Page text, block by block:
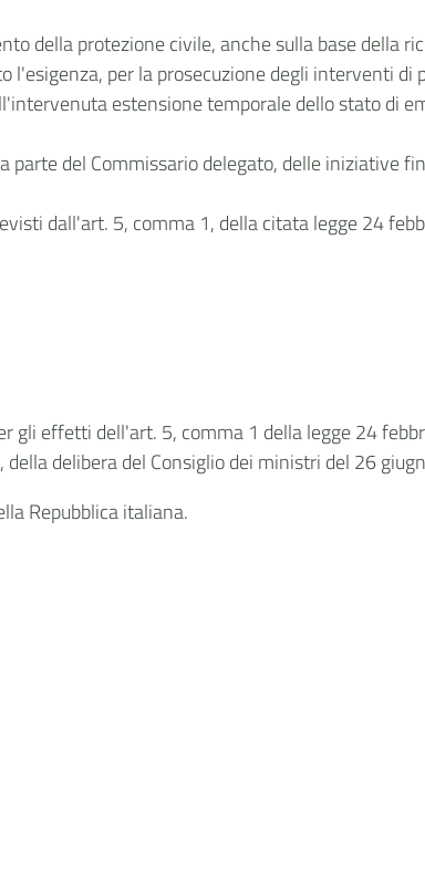
della protezione civile, anche sulla base della
per la prosecuzione degli interventi
estensione temporale dello stato di
del Commissario delegato, delle iniziative
dall'art. 5, comma 1, della citata legge 24
gli effetti dell'art. 5, comma 1 della legge 24
delibera del Consiglio dei ministri del 26
Repubblica italiana.